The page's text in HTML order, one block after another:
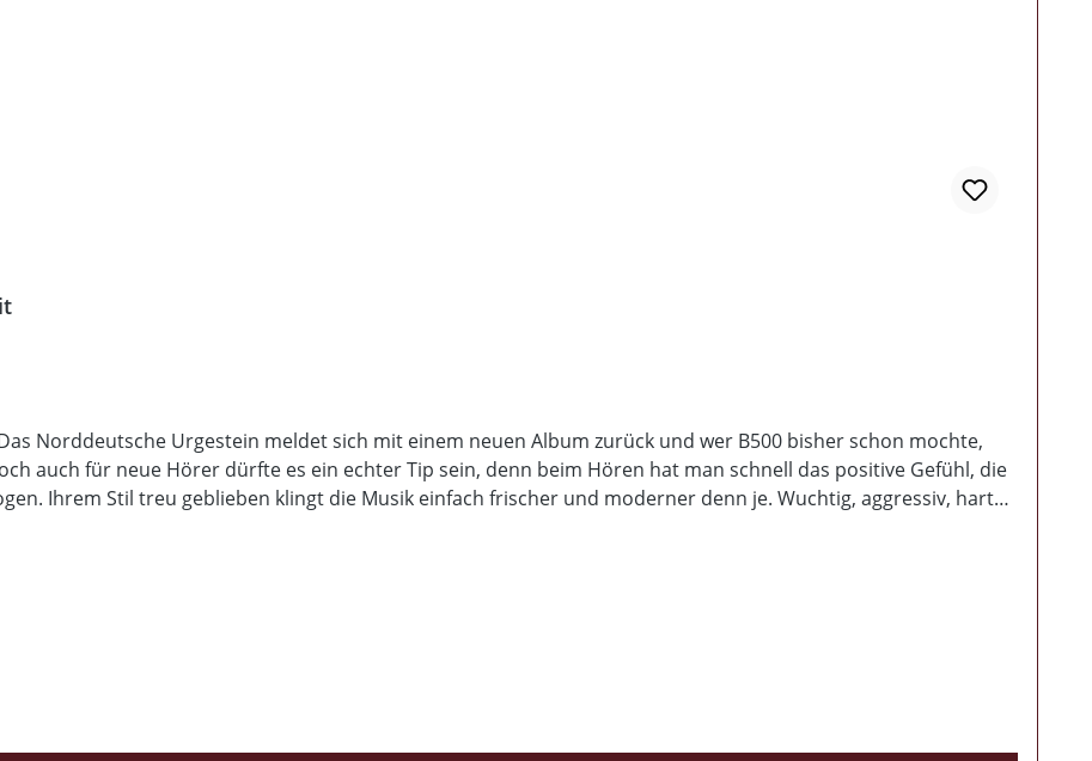
Norddeutsche Urgestein meldet sich mit einem neuen Album zurück und wer B500 bisher schon mochte,
auch für neue Hörer dürfte es ein echter Tip sein, denn beim Hören hat man schnell das positive Gefühl, die
Ihrem Stil treu geblieben klingt die Musik einfach frischer und moderner denn je. Wuchtig, aggressiv, hart